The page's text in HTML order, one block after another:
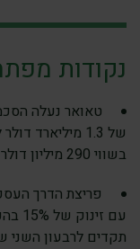
נקודות
טאואר נעלה
בשווי 290 מיליון דולר לשמירת כושר ייצור.
פריצת הדרך
עם
תקדים לרבעון השני